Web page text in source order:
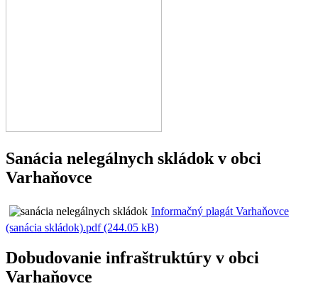
Sanácia nelegálnych skládok v obci
Varhaňovce
Informačný plagát Varhaňovce
(sanácia skládok).pdf (244.05 kB)
Dobudovanie infraštruktúry v obci
Varhaňovce